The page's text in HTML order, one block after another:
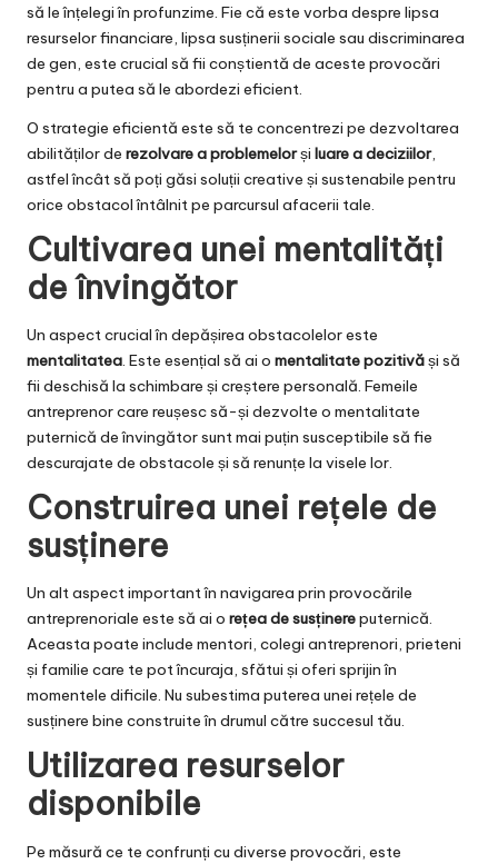
să le înțelegi în profunzime. Fie că este vorba despre lipsa
resurselor financiare, lipsa susținerii sociale sau discriminarea
de gen, este crucial să fii conștientă de aceste provocări
pentru a putea să le abordezi eficient.
O strategie eficientă este să te concentrezi pe dezvoltarea
abilităților de rezolvare a problemelorși luare a deciziilor,
astfel încât să poți găsi soluții creative și sustenabile pentru
orice obstacol întâlnit pe parcursul afacerii tale.
Cultivarea unei mentalități
de învingător
Un aspect crucial în depășirea obstacolelor este
mentalitatea. Este esențial să ai o mentalitate pozitivăși să
fii deschisă la schimbare și creștere personală. Femeile
antreprenor care reușesc să-și dezvolte o mentalitate
puternică de învingător sunt mai puțin susceptibile să fie
descurajate de obstacole și să renunțe la visele lor.
Construirea unei rețele de
susținere
Un alt aspect important în navigarea prin provocările
antreprenoriale este să ai o rețea de susținereputernică.
Aceasta poate include mentori, colegi antreprenori, prieteni
și familie care te pot încuraja, sfătui și oferi sprijin în
momentele dificile. Nu subestima puterea unei rețele de
susținere bine construite în drumul către succesul tău.
Utilizarea resurselor
disponibile
Pe măsură ce te confrunți cu diverse provocări, este